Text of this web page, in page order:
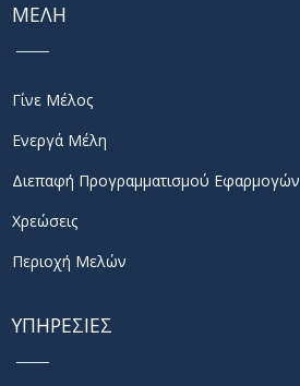
ΜΕΛΗ
Γίνε Μέλος
Ενεργά Μέλη
Διεπαφή Προγραμματισμού Εφαρμογών
Χρεώσεις
Περιοχή Μελών
ΥΠΗΡΕΣΙΕΣ